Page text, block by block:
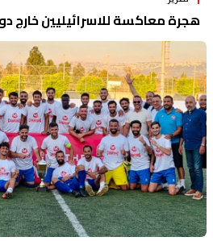
هجرة معاكسة للاسرائيليين خارج